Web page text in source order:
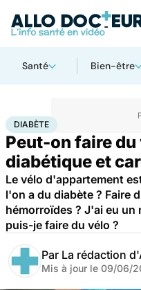
Santé Bien-être
AccueilSanté Maladies
DIABÈTE
Peut-on faire
diabétique et
Le vélo d'appartement
l'on a du diabète ? Faire
hémorroïdes ? J'ai eu un
puis-je faire du vélo ?
Par La rédaction
Mis à jour le 09/06/